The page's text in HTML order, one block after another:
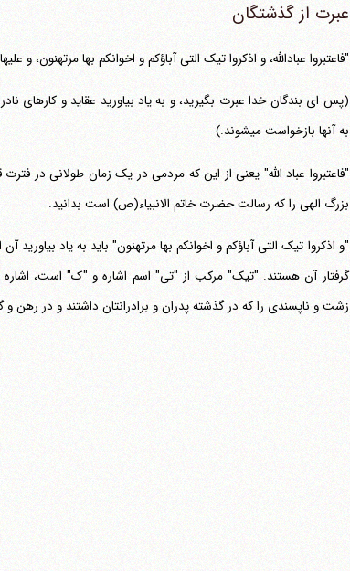
عبرت از گذشتگان
"فاعتبروا عبادالله، و اذکروا تیک التی آباؤکم و اخوانکم بها مرتهنون، و
(پس ای بندگان خدا عبرت بگیرید، و به یاد بیاورید عقاید و کارهای
به آنها بازخواست می‎شوند.)
"فاعتبروا عباد الله" یعنی از این که مردمی در یک زمان طولانی در
بزرگ الهی را که رسالت حضرت خاتم الانبیاء(ص) است بدانید.
"و اذکروا تیک التی آباؤکم و اخوانکم بها مرتهنون" باید به یاد
گرفتار آن هستند. "تیک" مرکب از "تی" اسم اشاره و "ک" است، اشاره
زشت و ناپسندی را که در گذشته پدران و برادرانتان داشتند و در رهن و